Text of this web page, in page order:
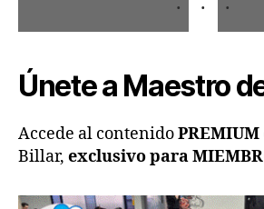
Únete a Maestro
Accede al contenidoPREMIUM
Billar, exclusivo para